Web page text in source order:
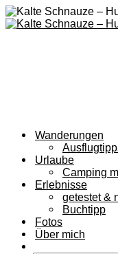
Wanderungen
Urlaube
Camping
Erlebnisse
getestet &
Buchtipp
Fotos
Über mich